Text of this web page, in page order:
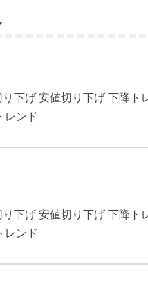
り下げ 安値切り下げ 下降ト
レンド
り下げ 安値切り下げ 下降ト
レンド